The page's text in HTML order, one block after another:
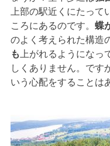
上部の駅近くにたって
ころにあるのです。 蝶
のよく考えられた構造
も上がれるようになっ
しくありません。です
いう心配をすることは